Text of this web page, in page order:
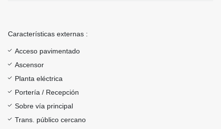
Características externas :
Acceso pavimentado
Ascensor
Planta eléctrica
Portería / Recepción
Sobre vía principal
Trans. público cercano